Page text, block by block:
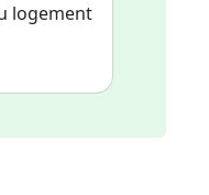
logement